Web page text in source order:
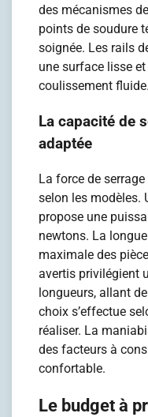
des mécanismes
points de soudure
soignée. Les rails
une surface lisse
coulissement fluide.
La capacité de
adaptée
La force de
selon les modèles.
propose une
newtons. La
maximale des
avertis privilégient
longueurs, allant
choix s’effectue
réaliser. La
des facteurs à
confortable.
Le budget à